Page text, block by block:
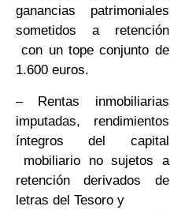
ganancias patrimoniales
sometidos a retención
con un tope conjunto de
1.600 euros.
– Rentas inmobiliarias
imputadas, rendimientos
íntegros del capital
mobiliario no sujetos a
retención derivados de
letras del Tesoro y